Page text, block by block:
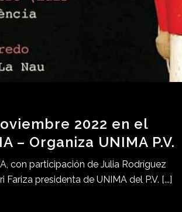
2022 en el
– Organiza UNIMA P.V.
con participación de Julia Rodríguez
presidenta de UNIMA del P.V. [...]